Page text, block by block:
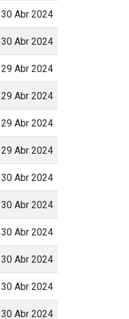
30 Abr 2024
30 Abr 2024
29 Abr 2024
29 Abr 2024
29 Abr 2024
29 Abr 2024
30 Abr 2024
30 Abr 2024
30 Abr 2024
30 Abr 2024
30 Abr 2024
30 Abr 2024